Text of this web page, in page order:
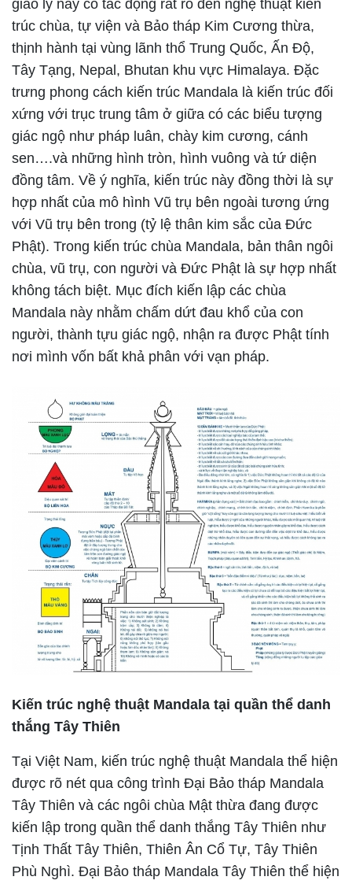
giáo lý này có tác động rất rõ đến nghệ thuật kiến
trúc chùa, tự viện và Bảo tháp Kim Cương thừa,
thịnh hành tại vùng lãnh thổ Trung Quốc, Ấn Độ,
Tây Tạng, Nepal, Bhutan khu vực Himalaya. Đặc
trưng phong cách kiến trúc Mandala là kiến trúc đối
xứng với trục trung tâm ở giữa có các biểu tượng
giác ngộ như pháp luân, chày kim cương, cánh
sen….và những hình tròn, hình vuông và tứ diện
đồng tâm. Về ý nghĩa, kiến trúc này đồng thời là sự
hợp nhất của mô hình Vũ trụ bên ngoài tương ứng
với Vũ trụ bên trong (tỷ lệ thân kim sắc của Đức
Phật). Trong kiến trúc chùa Mandala, bản thân ngôi
chùa, vũ trụ, con người và Đức Phật là sự hợp nhất
không tách biệt. Mục đích kiến lập các chùa
Mandala này nhằm chấm dứt đau khổ của con
người, thành tựu giác ngộ, nhận ra được Phật tính
nơi mình vốn bất khả phân với vạn pháp.
Kiến trúc nghệ thuật Mandala tại quần thể danh
thắng Tây Thiên
Tại Việt Nam, kiến trúc nghệ thuật Mandala thể hiện
được rõ nét qua công trình Đại Bảo tháp Mandala
Tây Thiên và các ngôi chùa Mật thừa đang được
kiến lập trong quần thể danh thắng Tây Thiên như
Tịnh Thất Tây Thiên, Thiên Ân Cổ Tự, Tây Thiên
Phù Nghì. Đại Bảo tháp Mandala Tây Thiên thể hiện